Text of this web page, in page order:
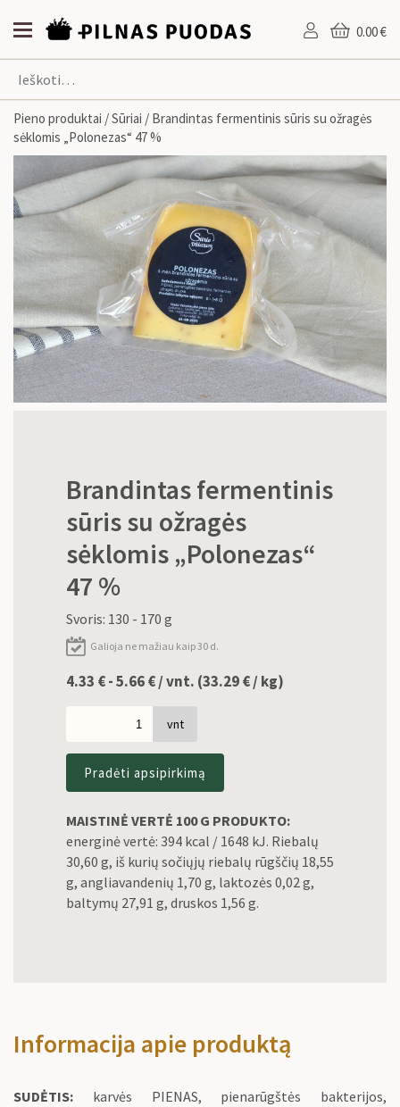
0.00 €
Pieno produktai /Sūriai / Brandintas fermentinis sūris su ožragės
sėklomis „Polonezas“ 47 %
Brandintas fermentinis
sūris su ožragės
sėklomis „Polonezas“
47 %
Svoris: 130 - 170 g
Galioja ne mažiau kaip 30 d.
4.33 € - 5.66 € / vnt. (33.29€/ kg)
vnt
Pradėti apsipirkimą
MAISTINĖ VERTĖ 100 G PRODUKTO:
energinė vertė: 394 kcal / 1648 kJ. Riebalų
30,60 g, iš kurių sočiųjų riebalų rūgščių 18,55
g, angliavandenių 1,70 g, laktozės 0,02 g,
baltymų 27,91 g, druskos 1,56 g.
Informacija apie produktą
SUDĖTIS: karvės PIENAS, pienarūgštės bakterijos,